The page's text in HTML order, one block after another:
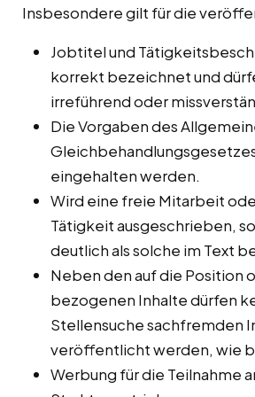
Insbesondere gilt für die
Jobtitel und
korrekt bezeichnet und
irreführend oder
Die Vorgaben des
eingehalten werden.
Wird eine freie Mitarbeit
Tätigkeit ausgeschrieben,
deutlich als solche im Text
Neben den auf die Position
bezogenen Inhalte dürfen
Stellensuche sachfremden
veröffentlicht werden, wie
Werbung für die Teilnahme